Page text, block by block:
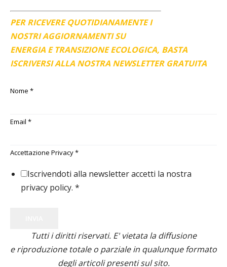
PER RICEVERE QUOTIDIANAMENTE I
NOSTRI AGGIORNAMENTI SU
ENERGIA E TRANSIZIONE ECOLOGICA, BASTA
ISCRIVERSI ALLA NOSTRA NEWSLETTER GRATUITA
Nome *
Email *
Accettazione Privacy*
Iscrivendoti alla newsletter accetti la nostra
privacy policy. *
Tutti i diritti riservati. E' vietata la diffusione
e riproduzione totale o parziale in qualunque formato
degli articoli presenti sul sito.